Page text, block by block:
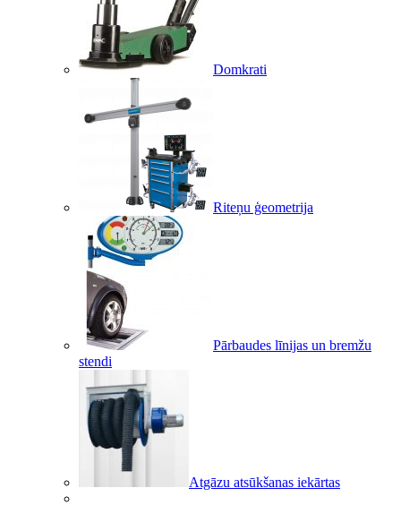
Domkrati
Riteņu ģeometrija
Pārbaudes līnijas un bremžu
stendi
Atgāzu atsūkšanas iekārtas